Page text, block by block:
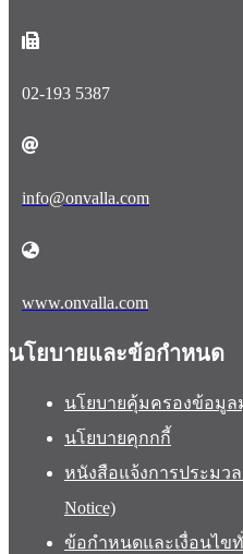
02-193 5387
info@onvalla.com
www.onvalla.com
นโยบายและข้อกำหนด
นโยบายคุ้มครองข้อมู
นโยบายคุกกกี้
หนังสือแจ้งการประมว
Notice)
ข้อกำหนดและเงื่อนไข